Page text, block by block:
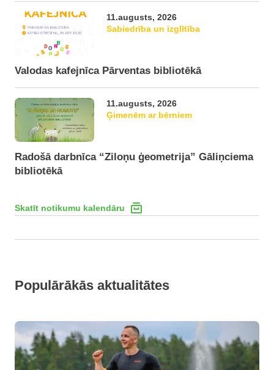
11.augusts, 2026
Sabiedrība un izglītība
Valodas kafejnīca Pārventas bibliotēkā
11.augusts, 2026
Ģimenēm ar bērniem
Radošā darbnīca “Ziloņu ģeometrija” Gāliņciema
bibliotēkā
Skatīt notikumu kalendāru
Populārākās aktualitātes